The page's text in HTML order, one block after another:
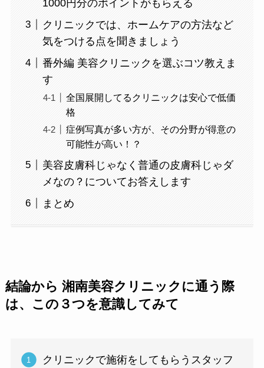
1000円分のポイントがもらえる
クリニックでは、ホームケアの方法など
気をつける点を聞きましょう
番外編 美容クリニックを選ぶコツ教えま
す
全国展開してるクリニックは安心で低価
格
症例写真が多い方が、その分野が得意の
可能性が高い！？
美容皮膚科じゃなく普通の皮膚科じゃダ
メなの？についてお答えします
まとめ
結論から 湘南美容クリニックに通う際
は、この３つを意識してみて
クリニックで施術をしてもらうスタッフ